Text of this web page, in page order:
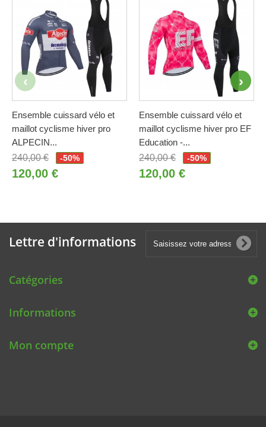
Ensemble cuissard vélo et
maillot cyclisme hiver pro
ALPECIN...
240,00 €
-50%
120,00 €
Ensemble cuissard vélo et
maillot cyclisme hiver pro EF
Education -...
240,00 €
-50%
120,00 €
Lettre d'informations
Catégories
Informations
Mon compte